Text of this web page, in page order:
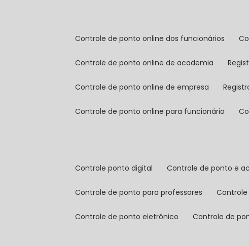
controle de ponto online dos funcionários
controle de ponto online de academia
controle de ponto online de empresa
controle de ponto online para funcionário
controle ponto digital controle de ponto e
controle de ponto para professores
controle de ponto eletrônico controle de